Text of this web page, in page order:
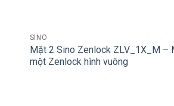
SINO
Mặt 2 Sino Zenlock ZLV_1X_M –
một Zenlock hình vuông